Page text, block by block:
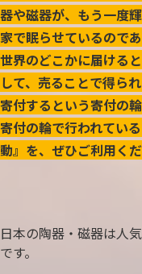
器や磁器が、もう一度
家で眠らせているので
世界のどこかに届ける
して、売ることで得ら
寄付するという寄付の
寄付の輪で行われてい
動』を、ぜひご利用く
日本の陶器・磁器は人
です。